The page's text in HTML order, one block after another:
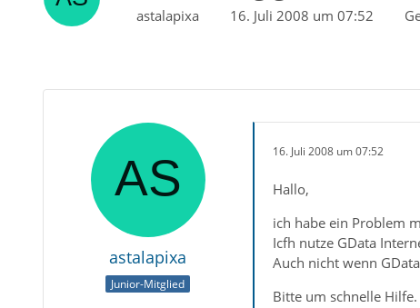
astalapixa 16. Juli 2008 um 07:52
astalapixa
Junior-Mitglied
16. Juli 2008 um 07:52
Hallo,
ich habe ein Problem
Icfh nutze GData
Auch nicht wenn
Bitte um schnelle Hilfe.